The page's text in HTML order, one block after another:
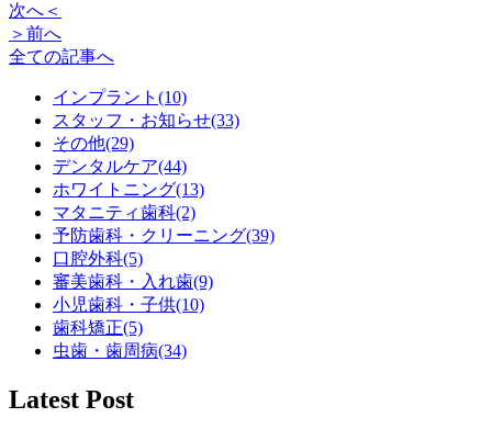
次へ＜
＞前へ
全ての記事へ
インプラント(10)
スタッフ・お知らせ(33)
その他(29)
デンタルケア(44)
ホワイトニング(13)
マタニティ歯科(2)
予防歯科・クリーニング(39)
口腔外科(5)
審美歯科・入れ歯(9)
小児歯科・子供(10)
歯科矯正(5)
虫歯・歯周病(34)
Latest Post